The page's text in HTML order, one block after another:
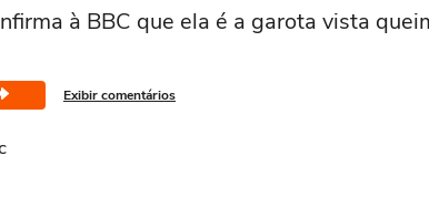
à BBC que ela é a garota vista
Exibir comentários